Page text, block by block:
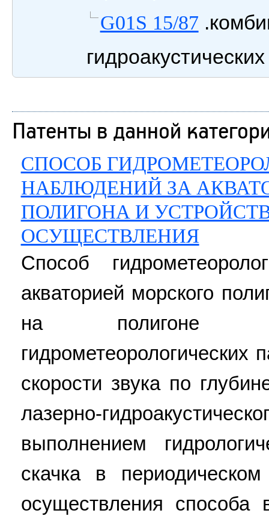
G01S 15/87
Патенты в данной
СПОСОБ
НАБЛЮДЕНИЙ ЗА
ПОЛИГОНА И
ОСУЩЕСТВЛЕНИЯ
Способ
акваторией морского
на полигоне
гидрометеорологических
скорости звука по
лазерно-
выполнением
скачка в
осуществления способа